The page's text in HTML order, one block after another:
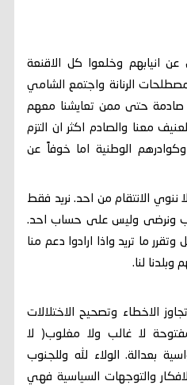
عن انيابهم وخلعوا كل الاقنعة
الرنانة واجتمع الشامي
حتى ممن تعايشنا معهم
معنا والصادم اكثر ان التزم
الوطنية اما خوفاً عن
ننوي الانتقام من احد. نريد فقط
ونرضى وليس على حساب احد.
ما تريد واذا ارادوا دعم منا
لنا.
الاخطاء وتصحيح الاختلالات
لا غالب ولا مغلوب( لا
بعدالة. الولاء لله وللجنوب
والتوجهات السياسية فهي